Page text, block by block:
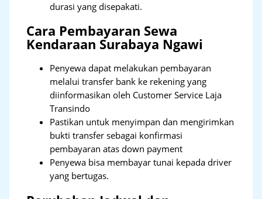
durasi yang disepakati.
Cara Pembayaran Sewa
Kendaraan Surabaya Ngawi
Penyewa dapat melakukan pembayaran
melalui transfer bank ke rekening yang
diinformasikan oleh Customer Service Laja
Transindo
Pastikan untuk menyimpan dan mengirimkan
bukti transfer sebagai konfirmasi
pembayaran atas down payment
Penyewa bisa membayar tunai kepada driver
yang bertugas.